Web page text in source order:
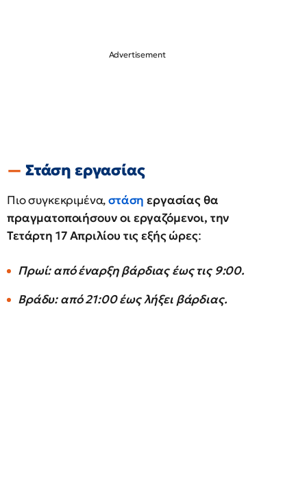
Στάση εργασίας
Πιο συγκεκριμένα,στάση εργασίας θα
πραγματοποιήσουν οι εργαζόμενοι, την
Τετάρτη 17 Απριλίου τις εξής ώρες:
Πρωί: από έναρξη βάρδιας έως τις 9:00.
Βράδυ: από 21:00 έως λήξει βάρδιας.